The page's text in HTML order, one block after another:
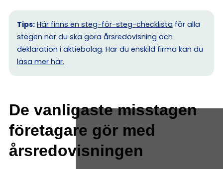
Tips: Här finns en steg-för-steg-checklista för alla
stegen när du ska göra årsredovisning och
deklaration i aktiebolag. Har du enskild firma kan du
läsa mer här.
De vanligaste misstagen
företagare gör med
årsredovisningen